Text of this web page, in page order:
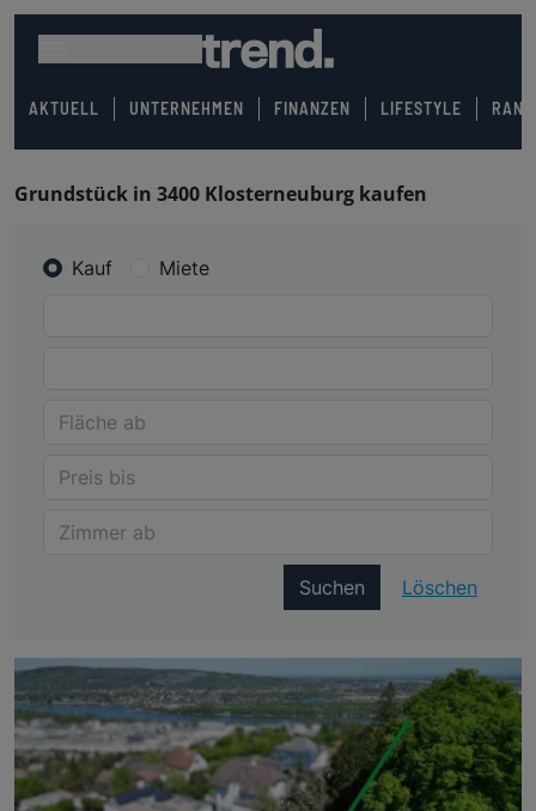
AKTUELL UNTERNEHMEN FINANZEN LIFESTYLE
Grundstück in 3400 Klosterneuburg kaufen
Kauf Miete
Suchen Löschen